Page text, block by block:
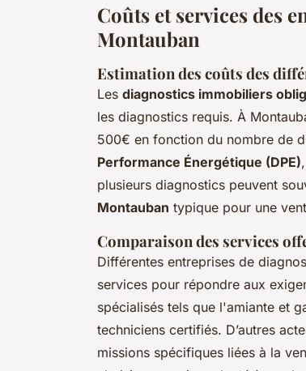
Coûts et services des
Montauban
Estimation des coûts des
Les diagnostics immobiliers
les diagnostics requis. À
500€ en fonction du nombre de
Performance Énergétique (DPE)
plusieurs diagnostics peuvent
Montauban typique pour une
Comparaison des services
Différentes entreprises de
services pour répondre aux
spécialisés tels que l'amiante et
techniciens certifiés. D’autres
missions spécifiques liées à la